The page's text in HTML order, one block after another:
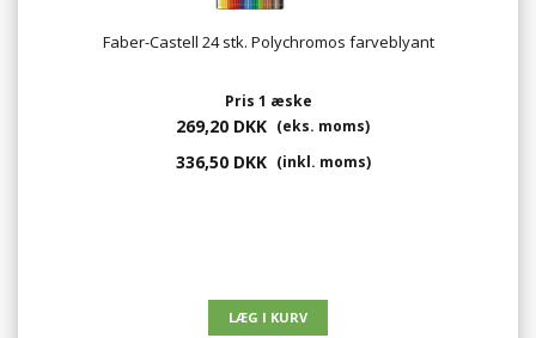
Faber-Castell 24 stk. Polychromos farveblyant
Pris 1 æske
269,20 DKK (eks. moms)
336,50 DKK (inkl. moms)